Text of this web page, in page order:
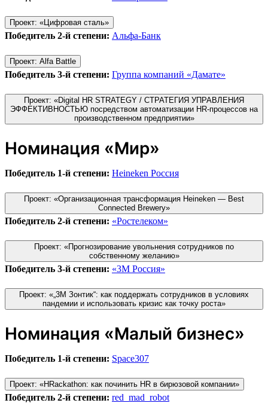
Проект: «Цифровая сталь»
Победитель 2-й степени: Альфа-Банк
Проект: Alfa Battle
Победитель 3-й степени: Группа компаний «Дамате»
Проект: «Digital HR STRATEGY / СТРАТЕГИЯ УПРАВЛЕНИЯ
ЭФФЕКТИВНОСТЬЮ посредством автоматизации HR-процессов на
производственном предприятии»
Номинация «Мир»
Победитель 1-й степени: Heineken Россия
Проект: «Организационная трансформация Heineken — Best
Connected Brewery»
Победитель 2-й степени: «Ростелеком»
Проект: «Прогнозирование увольнения сотрудников по
собственному желанию»
Победитель 3-й степени: «3М Россия»
Проект: «„3М Зонтик“: как поддержать сотрудников в условиях
пандемии и использовать кризис как точку роста»
Номинация «Малый бизнес»
Победитель 1-й степени: Space307
Проект: «HRackathon: как починить HR в бирюзовой компании»
Победитель 2-й степени: red_mad_robot